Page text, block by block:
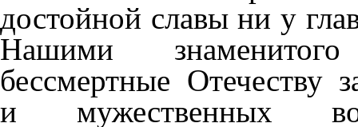
достойной славы ни у
Нашими
бессмертные Отечеству
и мужественных